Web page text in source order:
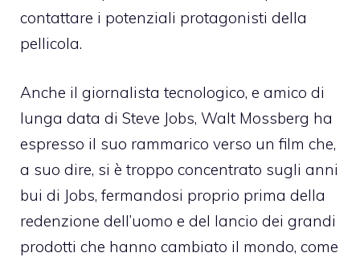
contattare i potenziali protagonisti della
pellicola.
Anche il giornalista tecnologico, e amico di
lunga data di Steve Jobs, Walt Mossberg ha
espresso il suo rammarico verso un film che,
a suo dire, si è troppo concentrato sugli anni
bui di Jobs, fermandosi proprio prima della
redenzione dell’uomo e del lancio dei grandi
prodotti che hanno cambiato il mondo, come